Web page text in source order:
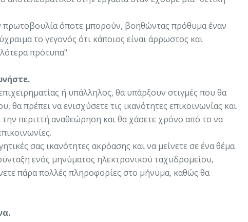
όποτε μπορούν, βοηθώντας πρόθυμα έναν
το γεγονός ότι κάποιος είναι άρρωστος και
πρότυπα".
ή υπάλληλος, θα υπάρξουν στιγμές που θα
θα πρέπει να ενισχύσετε τις ικανότητες επικοινωνίας και
την περιττή αναθεώρηση και θα χάσετε χρόνο από το να
σας ικανότητες ακρόασης και να μείνετε σε ένα θέμα
ενός μηνύματος ηλεκτρονικού ταχυδρομείου,
πάρα πολλές πληροφορίες στο μήνυμα, καθώς θα